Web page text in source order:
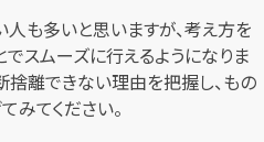
も多いと思いますが、考え方を
スムーズに行えるようになりま
捨離できない理由を把握し、もの
みてください。